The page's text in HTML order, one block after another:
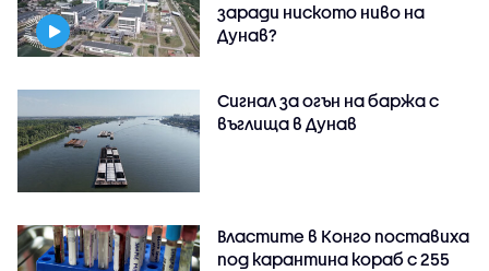
заради ниското ниво на
Дунав?
Сигнал за огън на баржа с
въглища в Дунав
Властите в Конго поставиха
под карантина кораб с 255